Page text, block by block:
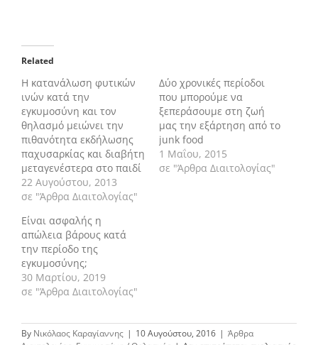
Related
Η κατανάλωση φυτικών
ινών κατά την
εγκυμοσύνη και τον
θηλασμό μειώνει την
πιθανότητα εκδήλωσης
παχυσαρκίας και διαβήτη
μεταγενέστερα στο παιδί
22 Αυγούστου, 2013
σε "Άρθρα Διαιτολογίας"
Δύο χρονικές περίοδοι
που μπορούμε να
ξεπεράσουμε στη ζωή
μας την εξάρτηση από το
junk food
1 Μαΐου, 2015
σε "Άρθρα Διαιτολογίας"
Είναι ασφαλής η
απώλεια βάρους κατά
την περίοδο της
εγκυμοσύνης;
30 Μαρτίου, 2019
σε "Άρθρα Διαιτολογίας"
By Νικόλαος Καραγίαννης | 10 Αυγούστου, 2016 | Άρθρα